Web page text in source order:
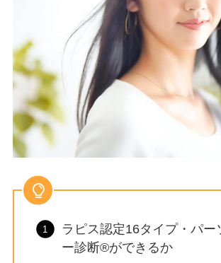
ラピス認定16タイプ・パー
ー診断®ができるか